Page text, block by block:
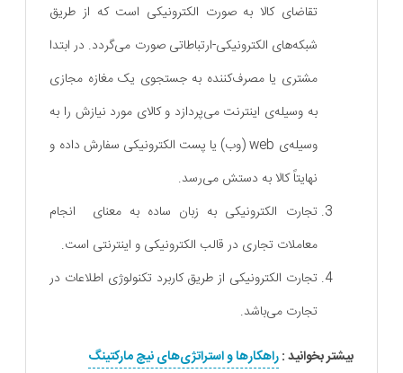
تقاضای کالا به صورت الکترونیکی است که از طریق
شبکه‌های الکترونیکی-ارتباطاتی صورت می‌گردد. در ابتدا
مشتری یا مصرف‌کننده به جستجوی یک مغازه مجازی
به وسیله‌ی اینترنت می‌پردازد و کالای مورد نیازش را به
وسیله‌ی web (وب) یا پست الکترونیکی سفارش داده و
نهایتاً کالا به دستش می‌رسد.
تجارت الکترونیکی به زبان ساده به معنای انجام
معاملات تجاری در قالب الکترونیکی و اینترنتی است.
تجارت الکترونیکی از طریق کاربرد تکنولوژی اطلاعات در
تجارت می‌باشد.
بیشتر بخوانید :راهکارها و استراتژی‌های نیچ مارکتینگ